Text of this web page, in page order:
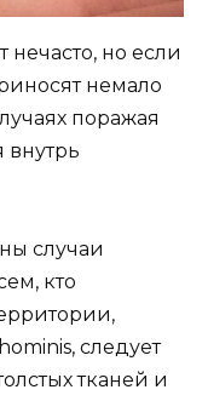
но если
немало
поражая
внутрь
случаи
кто
следует
тканей и